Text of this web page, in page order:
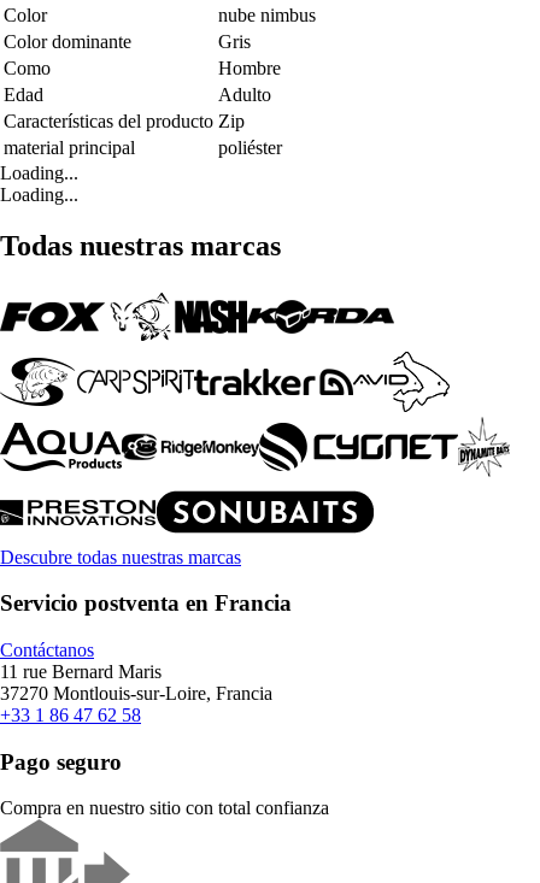
Color
nube nimbus
Color dominante
Gris
Como
Hombre
Edad
Adulto
Características del producto Zip
material principal
poliéster
Loading...
Loading...
Todas nuestras marcas
Descubre todas nuestras marcas
Servicio postventa en Francia
Contáctanos
11 rue Bernard Maris
37270 Montlouis-sur-Loire, Francia
+33 1 86 47 62 58
Pago seguro
Compra en nuestro sitio con total confianza